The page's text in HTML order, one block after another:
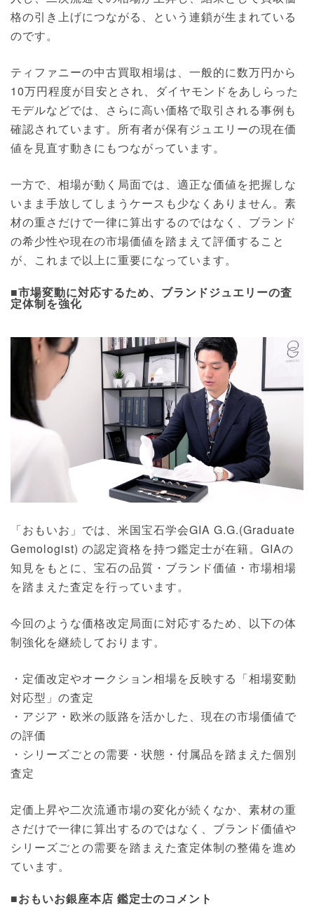
格の引き上げにつながる、という連鎖が生まれている
のです。
ティファニーの中古買取相場は、一般的に数万円から
10万円程度が目安とされ、ダイヤモンドをあしらった
モデルなどでは、さらに高い価格で取引される事例も
確認されています。所有者が保有ジュエリーの現在価
値を見直す動きにもつながっています。
一方で、相場が動く局面では、適正な価値を把握しな
いまま手放してしまうケースも少なくありません。素
材の重さだけで一律に算出するのではなく、ブランド
の希少性や現在の市場価値を踏まえて評価すること
が、これまで以上に重要になっています。
■市場変動に対応するため、ブランドジュエリーの査
定体制を強化
「おもいお」では、米国宝石学会GIA G.G.(Graduate
Gemologist) の認定資格を持つ鑑定士が在籍。GIAの
知見をもとに、宝石の品質・ブランド価値・市場相場
を踏まえた査定を行っています。
今回のような価格改定局面に対応するため、以下の体
制強化を継続しております。
・定価改定やオークション相場を反映する「相場変動
対応型」の査定
・アジア・欧米の販路を活かした、現在の市場価値で
の評価
・シリーズごとの需要・状態・付属品を踏まえた個別
査定
定価上昇や二次流通市場の変化が続くなか、素材の重
さだけで一律に算出するのではなく、ブランド価値や
シリーズごとの需要を踏まえた査定体制の整備を進め
ています。
■おもいお銀座本店 鑑定士のコメント